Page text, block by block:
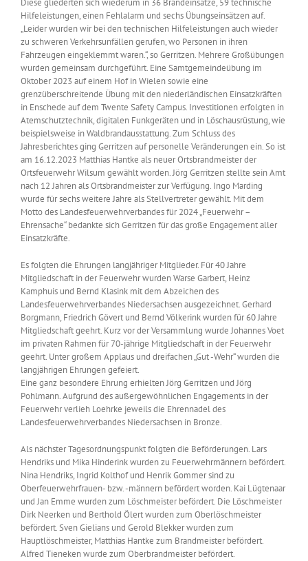
Diese gliederten sich wiederum in 36 Brandeinsätze, 59 technische
Hilfeleistungen, einen Fehlalarm und sechs Übungseinsätzen auf.
„Leider wurden wir bei den technischen Hilfeleistungen auch wieder
zu schweren Verkehrsunfällen gerufen, wo Personen in ihren
Fahrzeugen eingeklemmt waren.“, so Gerritzen. Mehrere Großübungen
wurden gemeinsam durchgeführt. Eine Samtgemeindeübung im
Oktober 2023 auf einem Hof in Wielen sowie eine
grenzüberschreitende Übung mit den niederländischen Einsatzkräften
in Enschede auf dem Twente Safety Campus. Investitionen erfolgten in
Atemschutztechnik, digitalen Funkgeräten und in Löschausrüstung, wie
beispielsweise in Waldbrandausstattung. Zum Schluss des
Jahresberichtes ging Gerritzen auf personelle Veränderungen ein. So ist
am 16.12.2023 Matthias Hantke als neuer Ortsbrandmeister der
Ortsfeuerwehr Wilsum gewählt worden. Jörg Gerritzen stellte sein Amt
nach 12 Jahren als Ortsbrandmeister zur Verfügung. Ingo Marding
wurde für sechs weitere Jahre als Stellvertreter gewählt. Mit dem
Motto des Landesfeuerwehrverbandes für 2024 „Feuerwehr –
Ehrensache“ bedankte sich Gerritzen für das große Engagement aller
Einsatzkräfte.
Es folgten die Ehrungen langjähriger Mitglieder. Für 40 Jahre
Mitgliedschaft in der Feuerwehr wurden Warse Garbert, Heinz
Kamphuis und Bernd Klasink mit dem Abzeichen des
Landesfeuerwehrverbandes Niedersachsen ausgezeichnet. Gerhard
Borgmann, Friedrich Gövert und Bernd Völkerink wurden für 60 Jahre
Mitgliedschaft geehrt. Kurz vor der Versammlung wurde Johannes Voet
im privaten Rahmen für 70-jährige Mitgliedschaft in der Feuerwehr
geehrt. Unter großem Applaus und dreifachen „Gut -Wehr“ wurden die
langjährigen Ehrungen gefeiert.
Eine ganz besondere Ehrung erhielten Jörg Gerritzen und Jörg
Pohlmann. Aufgrund des außergewöhnlichen Engagements in der
Feuerwehr verlieh Loehrke jeweils die Ehrennadel des
Landesfeuerwehrverbandes Niedersachsen in Bronze.
Als nächster Tagesordnungspunkt folgten die Beförderungen. Lars
Hendriks und Mika Hinderink wurden zu Feuerwehrmännern befördert.
Nina Hendriks, Ingrid Kolthof und Henrik Gommer sind zu
Oberfeuerwehrfrauen- bzw. -männern befördert worden. Kai Lügtenaar
und Jan Emme wurden zum Löschmeister befördert. Die Löschmeister
Dirk Neerken und Berthold Ölert wurden zum Oberlöschmeister
befördert. Sven Gielians und Gerold Blekker wurden zum
Hauptlöschmeister, Matthias Hantke zum Brandmeister befördert.
Alfred Tieneken wurde zum Oberbrandmeister befördert.